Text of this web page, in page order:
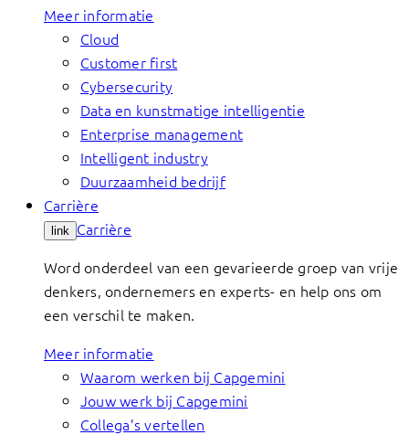
Meer informatie
Cloud
Customer first
Cybersecurity
Data en kunstmatige intelligentie
Enterprise management
Intelligent industry
Duurzaamheid bedrijf
Carrière
link Carrière
Word onderdeel van een gevarieerde groep van vrije
denkers, ondernemers en experts- en help ons om
een verschil te maken.
Meer informatie
Waarom werken bij Capgemini
Jouw werk bij Capgemini
Collega’s vertellen